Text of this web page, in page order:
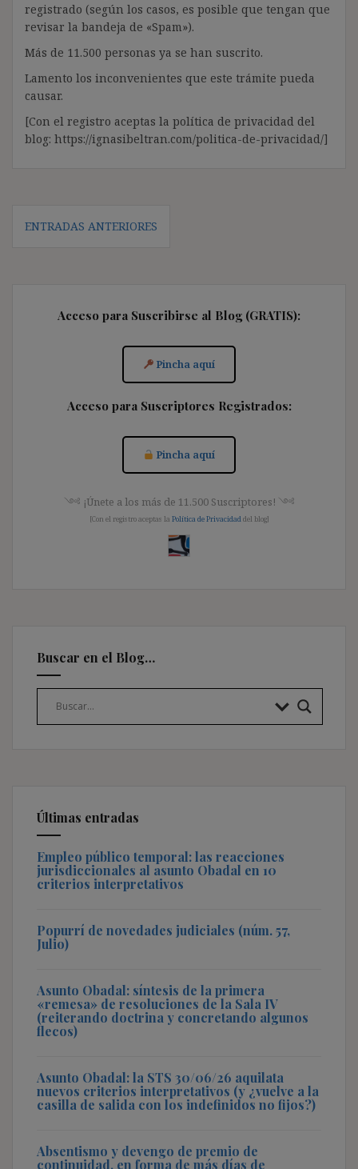
registrado (según los casos, es posible que tengan que
revisar la bandeja de «Spam»).
Más de 11.500 personas ya se han suscrito.
Lamento los inconvenientes que este trámite pueda
causar.
[Con el registro aceptas la política de privacidad del
blog: https://ignasibeltran.com/politica-de-privacidad/]
de
ENTRADAS ANTERIORES
Acceso para Suscribirse al Blog (GRATIS):
Pincha aquí
Acceso para Suscriptores Registrados:
Pincha aquí
༺ ¡Únete a los más de 11.500 Suscriptores! ༺
[Con el registro aceptas la Política de Privacidad del blog]
Buscar en el Blog…
Últimas entradas
Empleo público temporal: las reacciones
jurisdiccionales al asunto Obadal en 10
criterios interpretativos
Popurrí de novedades judiciales (núm. 57,
Julio)
Asunto Obadal: síntesis de la primera
«remesa» de resoluciones de la Sala IV
(reiterando doctrina y concretando algunos
flecos)
Asunto Obadal: la STS 30/06/26 aquilata
nuevos criterios interpretativos (y ¿vuelve a la
casilla de salida con los indefinidos no fijos?)
Absentismo y devengo de premio de
continuidad, en forma de más días de